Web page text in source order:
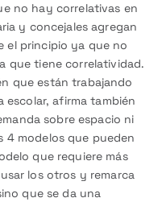
no hay correlativas en
y concejales agregan
el principio ya que no
que tiene correlatividad.
que están trabajando
escolar, afirma también
sobre espacio ni
4 modelos que pueden
que requiere más
los otros y remarca
que se da una